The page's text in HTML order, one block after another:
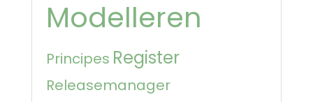
Modelleren
Principes Register
Releasemanager